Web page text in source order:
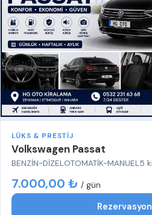
LÜKS & PRESTIJ
Volkswagen Passat
BENZİN-DİZELOTOMATİK-MANUEL5
7.000,00 ₺ / gün
Rezervasyon